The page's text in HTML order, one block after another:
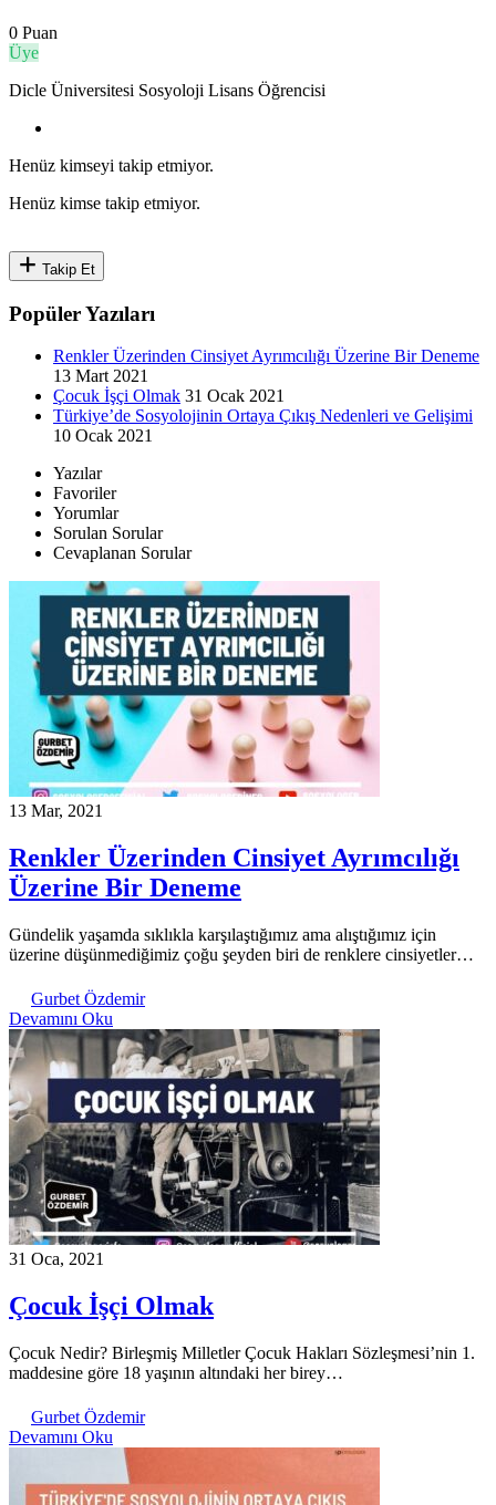
0 Puan
Üye
Dicle Üniversitesi Sosyoloji Lisans Öğrencisi
Henüz kimseyi takip etmiyor.
Henüz kimse takip etmiyor.
Takip Et
Popüler Yazıları
Renkler Üzerinden Cinsiyet Ayrımcılığı Üzerine Bir Deneme
13 Mart 2021
Çocuk İşçi Olmak 31 Ocak 2021
Türkiye’de Sosyolojinin Ortaya Çıkış Nedenleri ve Gelişimi
10 Ocak 2021
Yazılar
Favoriler
Yorumlar
Sorulan Sorular
Cevaplanan Sorular
13 Mar, 2021
Renkler Üzerinden Cinsiyet Ayrımcılığı
Üzerine Bir Deneme
Gündelik yaşamda sıklıkla karşılaştığımız ama alıştığımız için
üzerine düşünmediğimiz çoğu şeyden biri de renklere cinsiyetler…
Gurbet Özdemir
Devamını Oku
31 Oca, 2021
Çocuk İşçi Olmak
Çocuk Nedir? Birleşmiş Milletler Çocuk Hakları Sözleşmesi’nin 1.
maddesine göre 18 yaşının altındaki her birey…
Gurbet Özdemir
Devamını Oku